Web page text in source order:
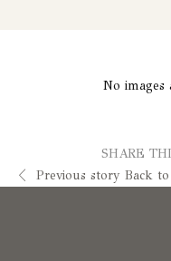
No images
SHARE
Previous story Back